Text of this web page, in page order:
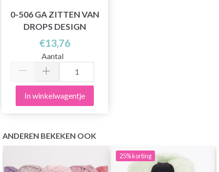
0-506 GA ZITTEN VAN
DROPS DESIGN
€13,76
Aantal
In winkelwagentje
ANDEREN BEKEKEN OOK
25%korting